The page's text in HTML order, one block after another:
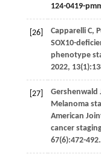
124-0419-
[26] Capparelli C,
SOX10-
phenotype
2022, 13
[27] Gershenwald
Melanoma
American
cancer
67(6):472-